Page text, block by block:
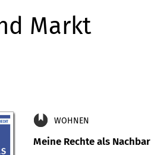
Markt
WOHNEN
Meine Rechte als Nachbar